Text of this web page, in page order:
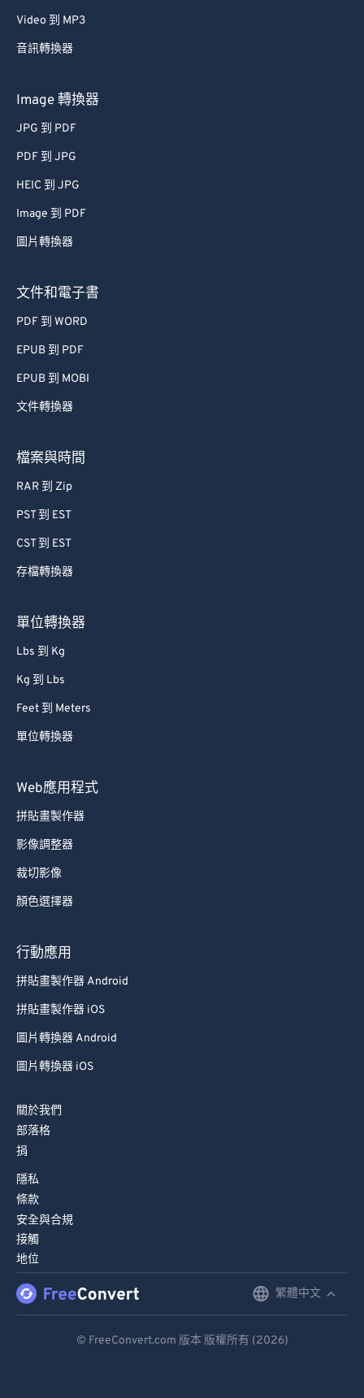
Video 到 MP3
音訊轉換器
Image 轉換器
JPG 到 PDF
PDF 到 JPG
HEIC 到 JPG
Image 到 PDF
圖片轉換器
文件和電子書
PDF 到 WORD
EPUB 到 PDF
EPUB 到 MOBI
文件轉換器
檔案與時間
RAR 到 Zip
PST 到 EST
CST 到 EST
存檔轉換器
單位轉換器
Lbs 到 Kg
Kg 到 Lbs
Feet 到 Meters
單位轉換器
Web應用程式
拼貼畫製作器
影像調整器
裁切影像
顏色選擇器
行動應用
拼貼畫製作器 Android
拼貼畫製作器 iOS
圖片轉換器 Android
圖片轉換器 iOS
關於我們
部落格
捐
隱私
條款
安全與合規
接觸
地位
繁體中文
© FreeConvert.com 版本 版權所有 (2026)